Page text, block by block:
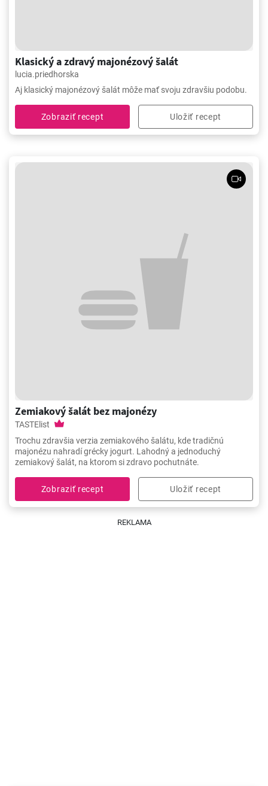
Klasický a zdravý majonézový šalát
lucia.priedhorska
Aj klasický majonézový šalát môže mať svoju zdravšiu podobu.
Zobraziť recept Uložiť recept
Zemiakový šalát bez majonézy
TASTElist
Trochu zdravšia verzia zemiakového šalátu, kde tradičnú
majonézu nahradí grécky jogurt. Lahodný a jednoduchý
zemiakový šalát, na ktorom si zdravo pochutnáte.
Zobraziť recept Uložiť recept
REKLAMA